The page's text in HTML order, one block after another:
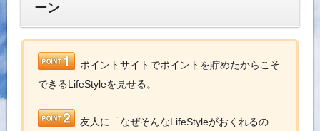
ーン
ポイントサイトでポイントを貯めたからこそ
できるLifeStyleを見せる。
友人に「なぜそんなLifeStyleがおくれるの